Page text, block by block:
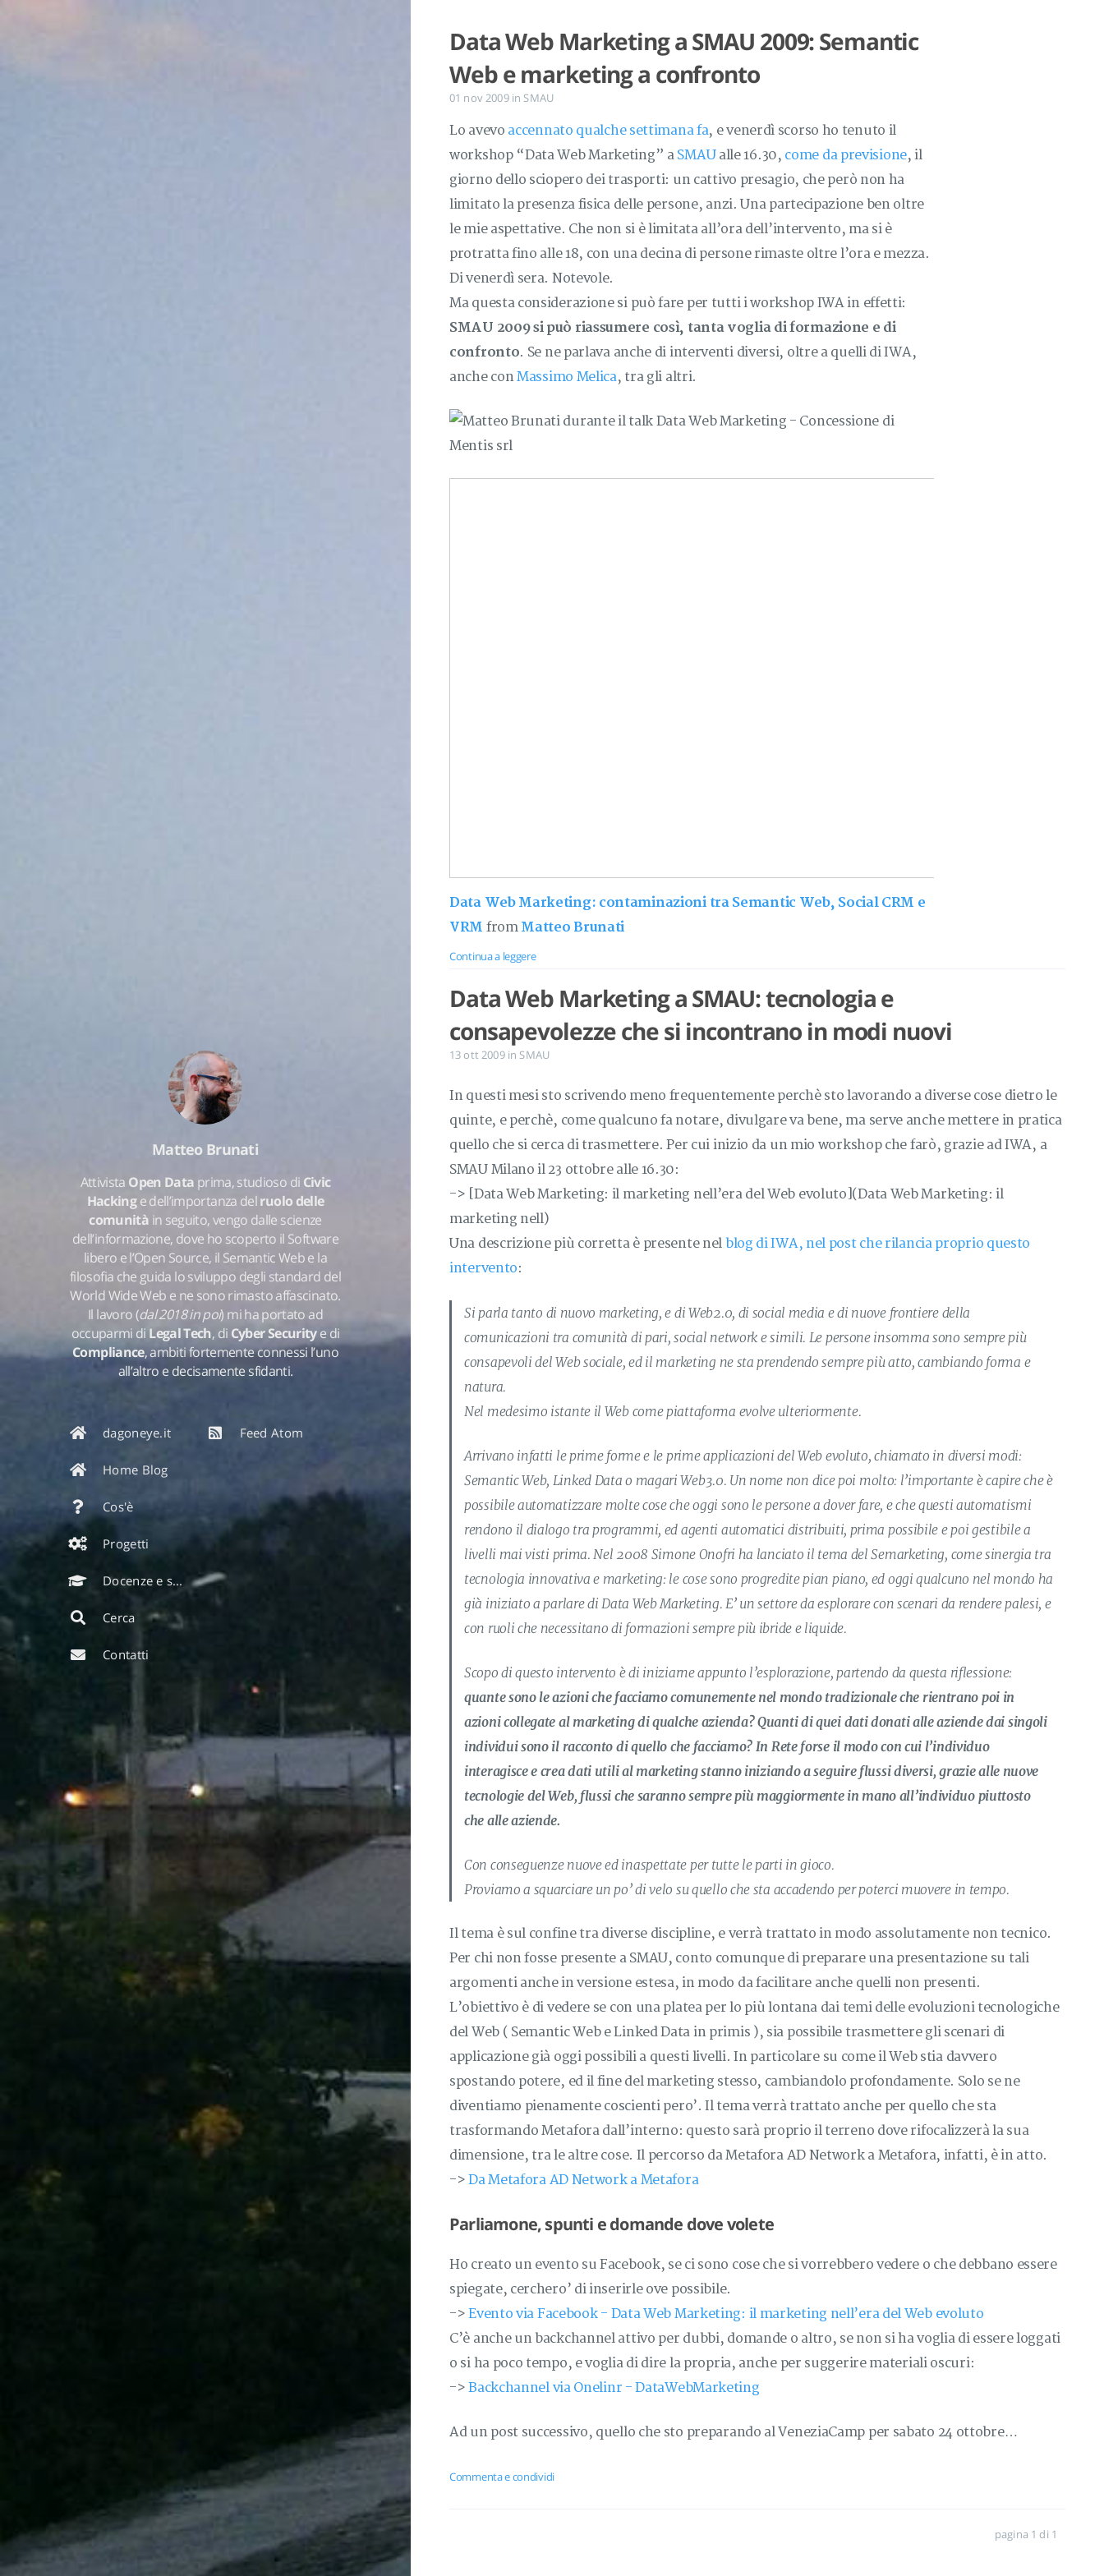
Matteo Brunati
Attivista Open Data prima, studioso di Civic
Hackinge dell’importanza delruolo delle
comunità in seguito, vengo dalle scienze
dell’informazione, dove ho scoperto il Software
libero e l’Open Source, il Semantic Web e la
filosofia che guida lo sviluppo degli standard del
World Wide Web e ne sono rimasto affascinato.
Il lavoro (dal 2018 in poi) mi ha portato ad
occuparmi di Legal Tech, di Cyber Securitye di
Compliance, ambiti fortemente connessi l’uno
all’altro e decisamente sfidanti.
dagoneye.it
Home Blog
Cos'è
Progetti
Docenze e seminari
Cerca
Contatti
Feed Atom
Data Web Marketing a SMAU 2009: Semantic
Web e marketing a confronto
01 nov 2009 inSMAU
Lo avevo accennato qualche settimana fa, e venerdì scorso ho tenuto il
workshop “Data Web Marketing” a SMAUalle 16.30, come da previsione, il
giorno dello sciopero dei trasporti: un cattivo presagio, che però non ha
limitato la presenza fisica delle persone, anzi. Una partecipazione ben oltre
le mie aspettative. Che non si è limitata all’ora dell’intervento, ma si è
protratta fino alle 18, con una decina di persone rimaste oltre l’ora e mezza.
Di venerdì sera. Notevole.
Ma questa considerazione si può fare per tutti i workshop IWA in effetti:
SMAU 2009 si può riassumere così, tanta voglia di formazione e di
confronto. Se ne parlava anche di interventi diversi, oltre a quelli di IWA,
anche conMassimo Melica, tra gli altri.
Data Web Marketing: contaminazioni tra Semantic Web, Social CRM e
VRM from Matteo Brunati
Continua a leggere
Data Web Marketing a SMAU: tecnologia e
consapevolezze che si incontrano in modi nuovi
13 ott 2009 inSMAU
In questi mesi sto scrivendo meno frequentemente perchè sto lavorando a diverse cose dietro le
quinte, e perchè, come qualcuno fa notare, divulgare va bene, ma serve anche mettere in pratica
quello che si cerca di trasmettere. Per cui inizio da un mio workshop che farò, grazie ad IWA, a
SMAU Milano il 23 ottobre alle 16.30:
-> [Data Web Marketing: il marketing nell’era del Web evoluto](Data Web Marketing: il
marketing nell)
Una descrizione più corretta è presente nel blog di IWA, nel post che rilancia proprio questo
intervento:
Si parla tanto di nuovo marketing, e di Web2.0, di social media e di nuove frontiere della
comunicazioni tra comunità di pari, social network e simili. Le persone insomma sono sempre più
consapevoli del Web sociale, ed il marketing ne sta prendendo sempre più atto, cambiando forma e
natura.
Nel medesimo istante il Web come piattaforma evolve ulteriormente.
Arrivano infatti le prime forme e le prime applicazioni del Web evoluto, chiamato in diversi modi:
Semantic Web, Linked Data o magari Web3.0. Un nome non dice poi molto: l’importante è capire che è
possibile automatizzare molte cose che oggi sono le persone a dover fare, e che questi automatismi
rendono il dialogo tra programmi, ed agenti automatici distribuiti, prima possibile e poi gestibile a
livelli mai visti prima. Nel 2008 Simone Onofri ha lanciato il tema del Semarketing, come sinergia tra
tecnologia innovativa e marketing: le cose sono progredite pian piano, ed oggi qualcuno nel mondo ha
già iniziato a parlare di Data Web Marketing. E’ un settore da esplorare con scenari da rendere palesi, e
con ruoli che necessitano di formazioni sempre più ibride e liquide.
Scopo di questo intervento è di iniziarne appunto l’esplorazione, partendo da questa riflessione:
quante sono le azioni che facciamo comunemente nel mondo tradizionale che rientrano poi in
azioni collegate al marketing di qualche azienda? Quanti di quei dati donati alle aziende dai singoli
individui sono il racconto di quello che facciamo? In Rete forse il modo con cui l’individuo
interagisce e crea dati utili al marketing stanno iniziando a seguire flussi diversi, grazie alle nuove
tecnologie del Web, flussi che saranno sempre più maggiormente in mano all’individuo piuttosto
che alle aziende.
Con conseguenze nuove ed inaspettate per tutte le parti in gioco.
Proviamo a squarciare un po’ di velo su quello che sta accadendo per poterci muovere in tempo.
Il tema è sul confine tra diverse discipline, e verrà trattato in modo assolutamente non tecnico.
Per chi non fosse presente a SMAU, conto comunque di preparare una presentazione su tali
argomenti anche in versione estesa, in modo da facilitare anche quelli non presenti.
L’obiettivo è di vedere se con una platea per lo più lontana dai temi delle evoluzioni tecnologiche
del Web ( Semantic Web e Linked Data in primis ), sia possibile trasmettere gli scenari di
applicazione già oggi possibili a questi livelli. In particolare su come il Web stia davvero
spostando potere, ed il fine del marketing stesso, cambiandolo profondamente. Solo se ne
diventiamo pienamente coscienti pero’. Il tema verrà trattato anche per quello che sta
trasformando Metafora dall’interno: questo sarà proprio il terreno dove rifocalizzerà la sua
dimensione, tra le altre cose. Il percorso da Metafora AD Network a Metafora, infatti, è in atto.
->Da Metafora AD Network a Metafora
Parliamone, spunti e domande dove volete
Ho creato un evento su Facebook, se ci sono cose che si vorrebbero vedere o che debbano essere
spiegate, cerchero’ di inserirle ove possibile.
->Evento via Facebook - Data Web Marketing: il marketing nell’era del Web evoluto
C’è anche un backchannel attivo per dubbi, domande o altro, se non si ha voglia di essere loggati
o si ha poco tempo, e voglia di dire la propria, anche per suggerire materiali oscuri:
->Backchannel via Onelinr - DataWebMarketing
Ad un post successivo, quello che sto preparando al VeneziaCamp per sabato 24 ottobre…
Commenta e condividi
pagina 1 di 1